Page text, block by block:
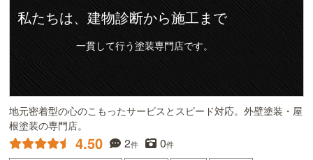
私たちは、建物診断から施工まで
一貫して行う塗装専門店です。
地元密着型の心のこもったサービスとスピード対応。外壁塗装・屋
根塗装の専門店。
4.50 2件 0件